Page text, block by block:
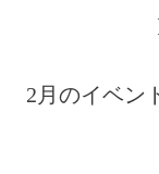
2月のイベン